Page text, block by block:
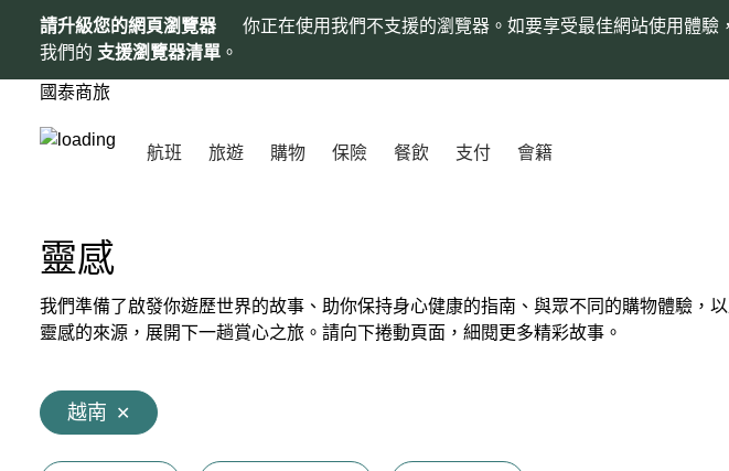
請升級您的網頁瀏覽器
你正在使用我們不支援的瀏覽器。如要享受最佳網站使用體
我們的 支援瀏覽器清單 。
國泰商旅
航班 旅遊 購物 保險 餐飲 支付 會籍
靈感
我們準備了啟發你遊歷世界的故事、助你保持身心健康的指南、與眾不同的購物體驗
靈感的來源，展開下一趟賞心之旅。請向下捲動頁面，細閱更多精彩故事。
越南 ✕